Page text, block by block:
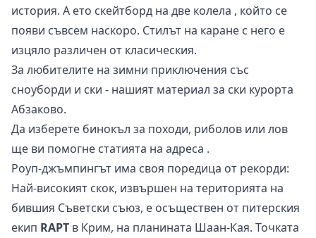
история. А ето скейтборд на две колела , който се
появи съвсем наскоро. Стилът на каране с него е
изцяло различен от класическия.
За любителите на зимни приключения със
сноуборди и ски - нашият материал за ски курорта
Абзаково.
Да изберете бинокъл за походи, риболов или лов
ще ви помогне статията на адреса .
Роуп-джъмпингът има своя поредица от рекорди:
Най-високият скок, извършен на територията на
бившия Съветски съюз, е осъществен от питерския
екип RAPT в Крим, на планината Шаан-Кая. Точката